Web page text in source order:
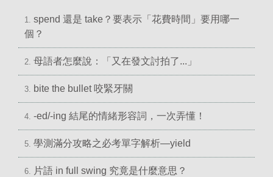
1. spend 還是 take？要表示「花費時間」要用哪一
個？
2. 母語者怎麼說：「又在發文討拍了...」
3. bite the bullet 咬緊牙關
4. -ed/-ing 結尾的情緒形容詞，一次弄懂！
5. 學測滿分攻略之必考單字解析—yield
6. 片語 in full swing 究竟是什麼意思？